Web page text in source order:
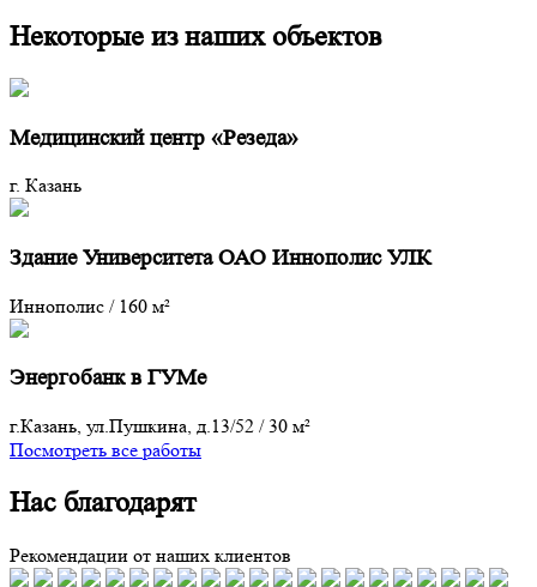
Некоторые из наших объектов
Медицинский центр «Резеда»
г. Казань
Здание Университета ОАО Иннополис УЛК
Иннополис /160 м²
Энергобанк в ГУМе
г.Казань, ул.Пушкина, д.13/52 /30 м²
Посмотреть все работы
Нас благодарят
Рекомендации от наших клиентов